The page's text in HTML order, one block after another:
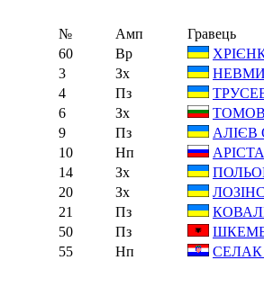
№ Амп
Гравець
60 Вр
3 Зх
4 Пз
6 Зх
9 Пз
АЛІЄВ
10 Нп
14 Зх
20 Зх
21 Пз
50 Пз
55 Нп СЕЛАК